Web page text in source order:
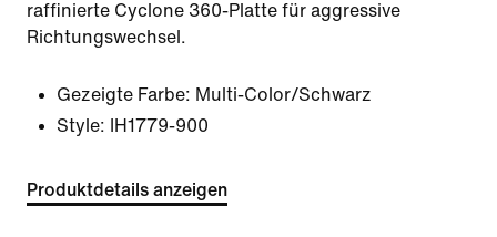
raffinierte Cyclone 360-Platte für aggressive
Richtungswechsel.
Gezeigte Farbe: Multi-Color/Schwarz
Style:
IH1779-900
Produktdetails anzeigen